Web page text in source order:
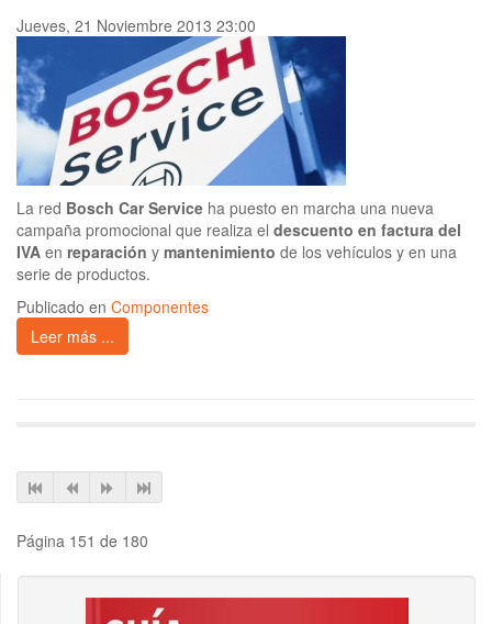
Jueves, 21 Noviembre 2013 23:00
La red Bosch Car Service ha puesto en marcha una nueva
campaña promocional que realiza el descuento en factura del
IVA en reparación y mantenimiento de los vehículos y en una
serie de productos.
Publicado en Componentes
Leer más ...
Página 151 de 180